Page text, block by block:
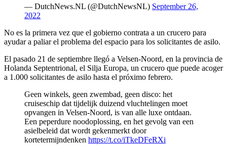
— DutchNews.NL (@DutchNewsNL) September 26,
2022
No es la primera vez que el gobierno contrata a un crucero para
ayudar a paliar el problema del espacio para los solicitantes de asilo.
El pasado 21 de septiembre llegó a Velsen-Noord, en la provincia de
Holanda Septentrional, el Silja Europa, un crucero que puede acoger
a 1.000 solicitantes de asilo hasta el próximo febrero.
Geen winkels, geen zwembad, geen disco: het
cruiseschip dat tijdelijk duizend vluchtelingen moet
opvangen in Velsen-Noord, is van alle luxe ontdaan.
Een peperdure noodoplossing, en het gevolg van een
asielbeleid dat wordt gekenmerkt door
kortetermijndenken https://t.co/iTkeDFeRXi